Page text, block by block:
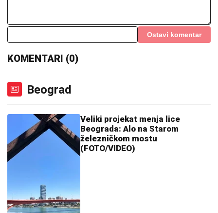
Da puknu od bruke!
FILMSKA POTERA U NOVOM SADU!
poznatu brzu hranu, a onda je usledila
munjevita akcija policije (FOTO)
OVO JE NAJLEPŠA VILA U